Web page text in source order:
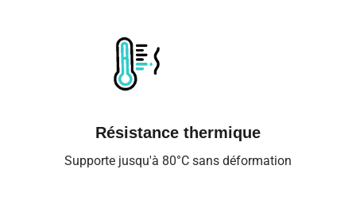
Résistance thermique
Supporte jusqu'à 80°C sans déformation